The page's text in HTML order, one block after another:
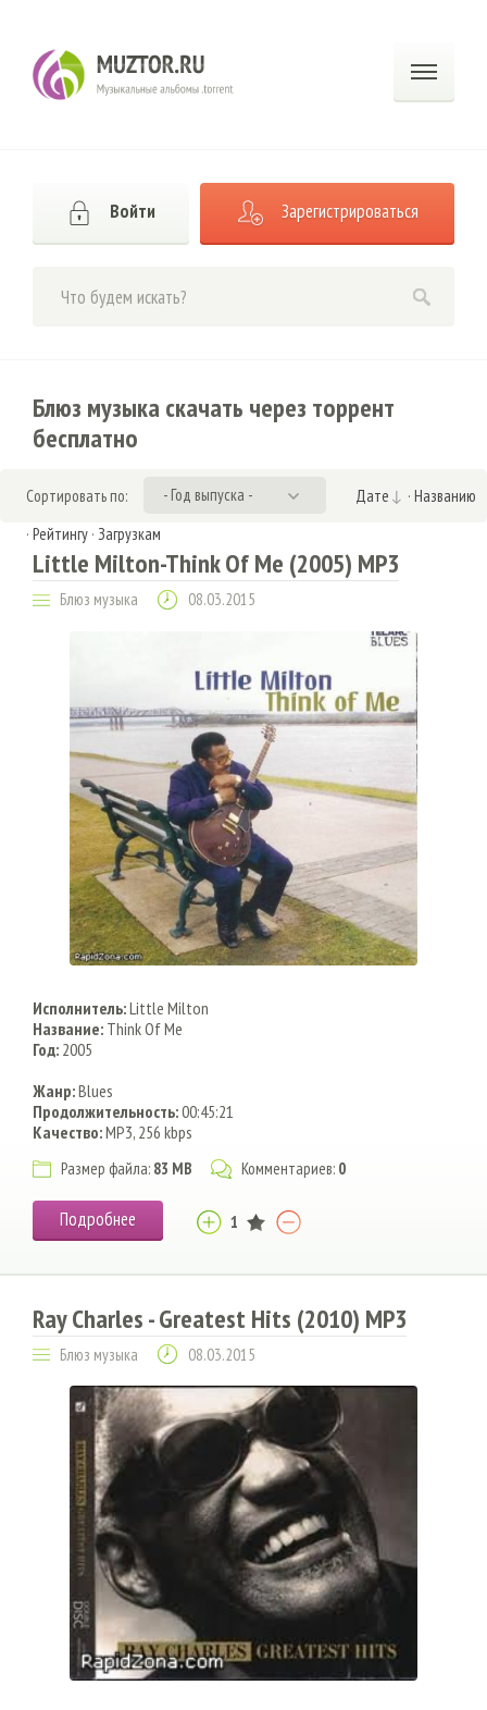
Войти Зарегистрироваться
Блюз музыка скачать через торрент
бесплатно
Сортировать по: - Год выпуска - Дате · Названию
· Рейтингу · Загрузкам
Little Milton-Think Of Me (2005) MP3
Блюз музыка 08.03.2015
Исполнитель:Little Milton
Название: Think Of Me
Год: 2005
Жанр:Blues
Продолжительность:00:45:21
Качество:MP3, 256 kbps
Размер файла: 83 MB Комментариев: 0
Подробнее 1
Ray Charles - Greatest Hits (2010) MP3
Блюз музыка 08.03.2015